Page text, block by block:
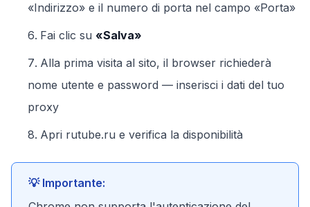
«Indirizzo» e il numero di porta nel campo «Porta»
Fai clic su «Salva»
Alla prima visita al sito, il browser richiederà
nome utente e password — inserisci i dati del tuo
proxy
Apri rutube.ru e verifica la disponibilità
💡 Importante: